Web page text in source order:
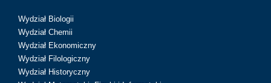
Wydział Biologii
Wydział Chemii
Wydział Ekonomiczny
Wydział Filologiczny
Wydział Historyczny